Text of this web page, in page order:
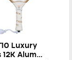
Luxury
12K Alum